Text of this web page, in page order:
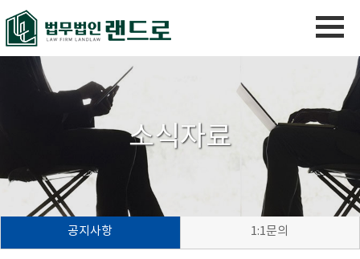
소식자료
공지사항 1:1문의